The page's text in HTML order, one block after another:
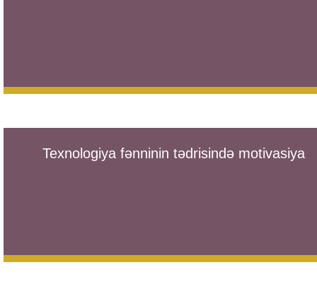
Texnologiya fənninin tədrisində motivasiya